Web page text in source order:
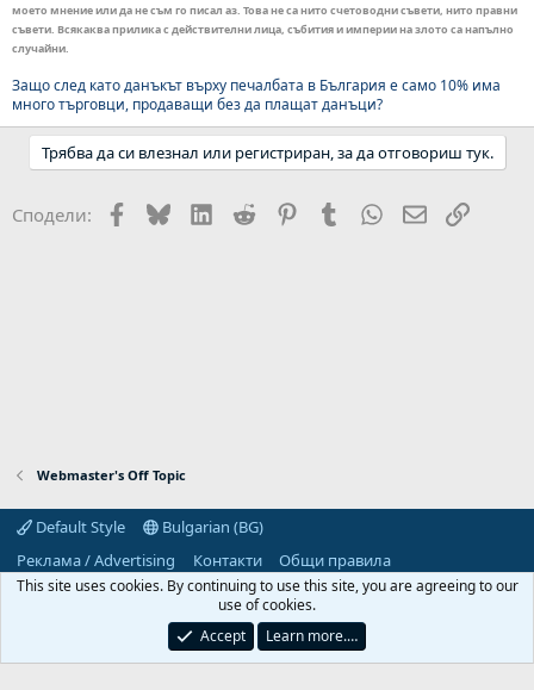
моето мнение или да не съм го писал аз. Това не са нито счетоводни съвети, нито правни
съвети. Всякаква прилика с действителни лица, събития и империи на злото са напълно
случайни.
Защо след като данъкът върху печалбата в България е само 10% има
много търговци, продаващи без да плащат данъци?
Трябва да си влезнал или регистриран, за да отговориш тук.
Сподели: Facebook
BlueskyLinkedIn
Reddit PinterestTumblr WhatsApp
EmailLink
Webmaster's Off Topic
Default Style
Bulgarian (BG)
Реклама / Advertising
Контакти
Общи правила
Декларация за поверителност
Помощ Начало
R
S
Predpriemach.com © 2006-2026. Hosting by:
This site uses cookies. By continuing to use this site, you are agreeing to our
use of cookies.
Accept
Learn more.…